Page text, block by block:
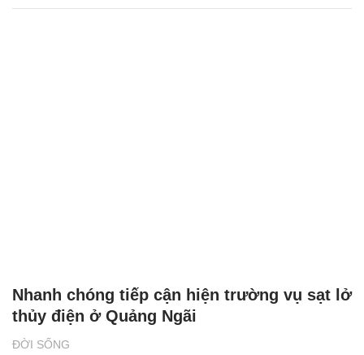
ĐỜI SỐNG
Nhanh chóng tiếp cận hiện trường vụ sạt lở
thủy điện ở Quảng Ngãi